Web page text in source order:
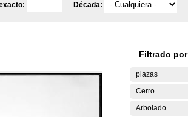
Década:
Filtrado por
plazas
Cerro
Arbolado